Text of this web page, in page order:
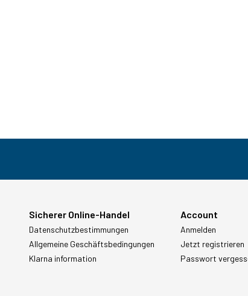
Sicherer Online-Handel
Datenschutzbestimmungen
Allgemeine Geschäftsbedingungen
Klarna information
Account
Anmelden
Jetzt registrieren
Passwort